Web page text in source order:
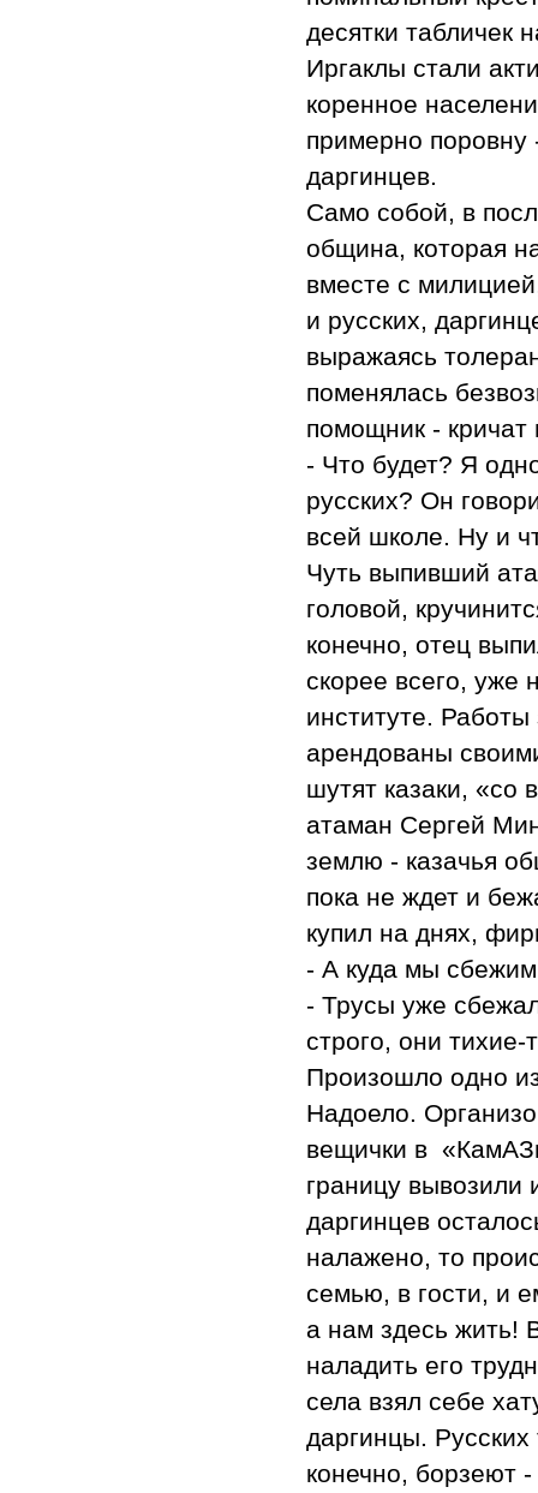
десятки табличек
Иргаклы стали
коренное
примерно поровну
даргинцев.
Само собой, в
община, которая
вместе с
и русских,
выражаясь
поменялась
помощник - кричат
- Что будет? Я
русских? Он
всей школе. Ну и
Чуть выпивший
головой,
конечно, отец
скорее всего, уже
институте.
арендованы
шутят казаки,
атаман Сергей
землю - казачья
пока не ждет и
купил на днях,
- А куда мы
- Трусы уже
строго, они
Произошло одно
Надоело.
вещички в
границу
даргинцев
налажено, то
семью, в гости, и
а нам здесь жить!
наладить его
села взял себе
даргинцы.
конечно, борзеют